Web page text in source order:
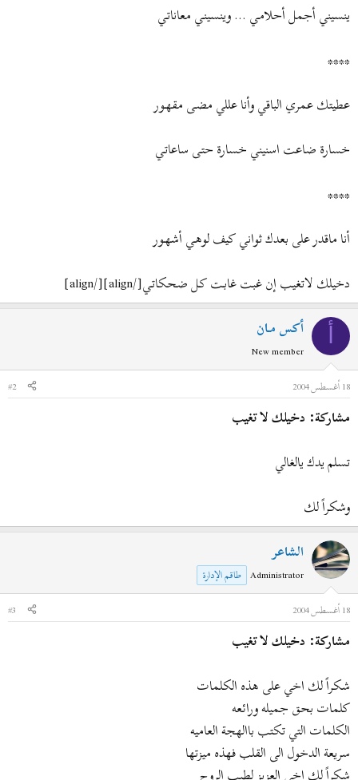
ينسيني أجمل أحلامـي ... وينسينـي معاناتـي
****
عطيتك عمري الباقي وأنا عللي مضـى مقهـور
خسارة ضاعت اسنيني خسارة حتـى ساعاتـي
****
أنا ماقدر على بعدك ثواني كيف لوهـي أشهـور
دخيلك لاتغيب إن غبت غابـت كـل ضحكاتـي[/align][/align]
أكس مـان
New member
18 أغسطس 2004
#2
مشاركة: دخيلك لا تغيب
تسلم يدك يالغالي
وشكراً لك
الشاعر
Administrator طاقم الإدارة
18 أغسطس 2004
#3
مشاركة: دخيلك لا تغيب
شكراً لك اخي على هذه الكلمات
كلمات بحق جميله ورائعه
الكلمات التي تكتب باالهجة العاميه
سريعة الدخول الى القلب فهذه ميزتها